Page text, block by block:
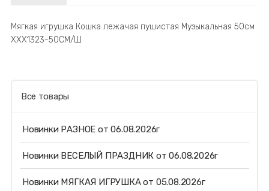
Мягкая игрушка Кошка лежачая пушистая Музыкальная 50см
ХХХ1323-50СМ/Ш
Все товары
Новинки РАЗНОЕ от 06.08.2026г
Новинки ВЕСЕЛЫЙ ПРАЗДНИК от 06.08.2026г
Новинки МЯГКАЯ ИГРУШКА от 05.08.2026г